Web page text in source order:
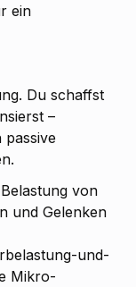
ein
Du schaffst
–
passive
von
und Gelenken
und-
Mikro-